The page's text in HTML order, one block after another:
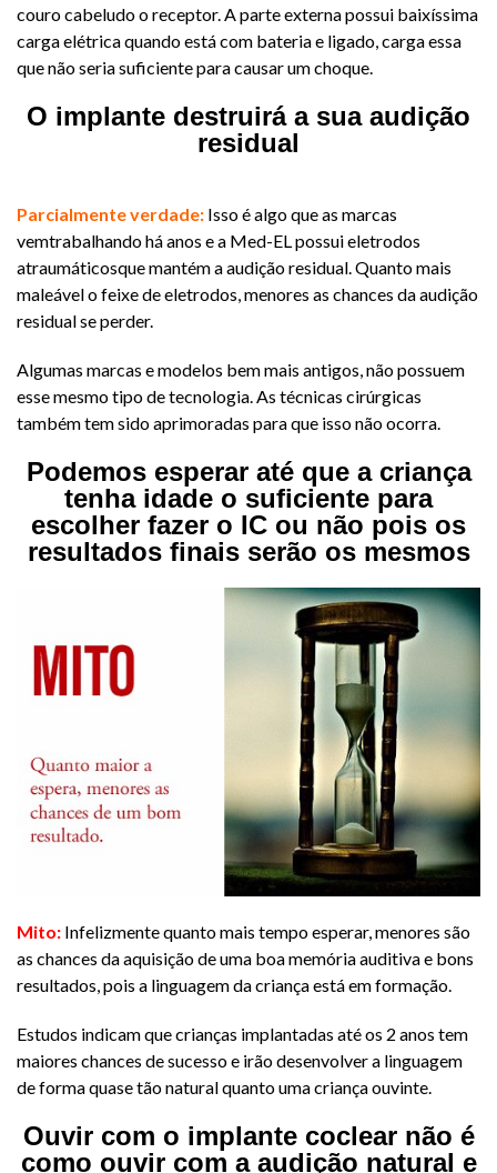
couro cabeludo o receptor. A parte externa possui baixíssima
carga elétrica quando está com bateria e ligado, carga essa
que não seria suficiente para causar um choque.
O implante destruirá a sua audição
residual
​Parcialmente verdade: Isso é algo que as marcas
vemtrabalhando há anos e a Med-EL possui eletrodos
atraumáticosque mantém a audição residual. Quanto mais
maleável o feixe de eletrodos, menores as chances da audição
residual se perder.
Algumas marcas e modelos bem mais antigos, não possuem
esse mesmo tipo de tecnologia. As técnicas cirúrgicas
também tem sido aprimoradas para que isso não ocorra.​
Podemos esperar até que a criança
tenha idade o suficiente para
escolher fazer o IC ou não pois os
resultados finais serão os mesmos
​Mito: Infelizmente quanto mais tempo esperar, menores são
as chances da aquisição de uma boa memória auditiva e bons
resultados, pois a linguagem da criança está em formação.
Estudos indicam que crianças implantadas até os 2 anos tem
maiores chances de sucesso e irão desenvolver a linguagem
de forma quase tão natural quanto uma criança ouvinte.
Ouvir com o implante coclear não é
como ouvir com a audição natural e